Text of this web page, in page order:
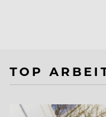
TOP